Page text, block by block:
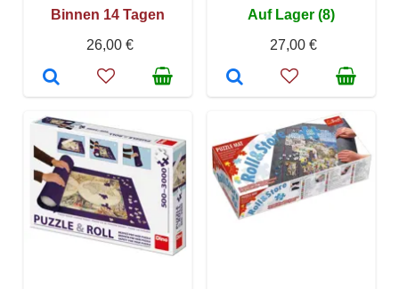
Binnen 14 Tagen
26,00 €
Auf Lager (8)
27,00 €